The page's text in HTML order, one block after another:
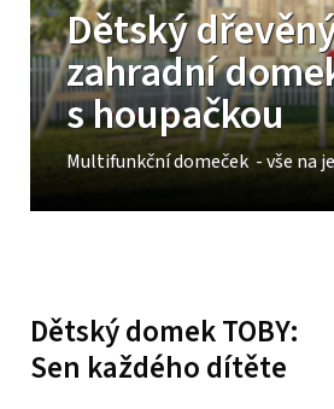
Dětský
zahradní
s houpačkou
Multifunkční domeček - vše na
Dětský domek TOBY:
Sen každého dítěte